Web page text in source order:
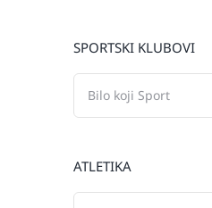
SPORTSKI KLUBOVI
ATLETIKA